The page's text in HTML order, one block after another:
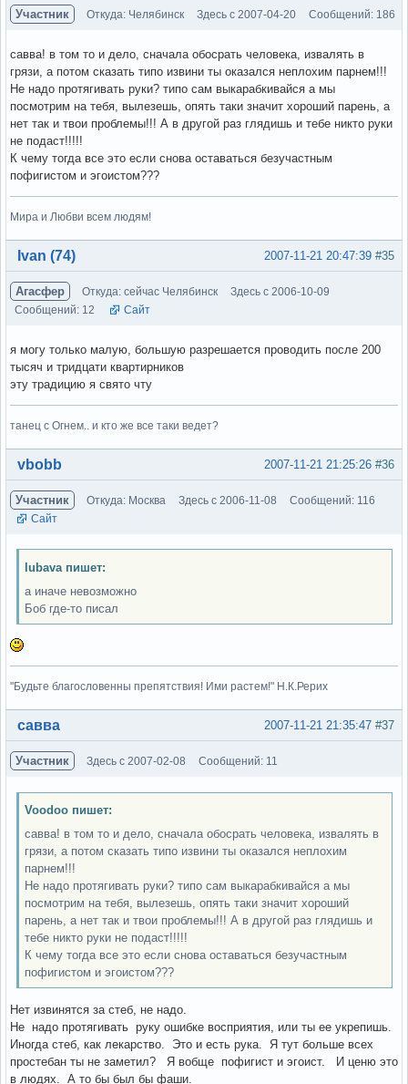
Участник Откуда: Челябинск Здесь с 2007-04-20 Сообщений: 186
савва! в том то и дело, сначала обосрать человека, извалять в
грязи, а потом сказать типо извини ты оказался неплохим парнем!!!
Не надо протягивать руки? типо сам выкарабкивайся а мы
посмотрим на тебя, вылезешь, опять таки значит хороший парень, а
нет так и твои проблемы!!! А в другой раз глядишь и тебе никто руки
не подаст!!!!!
К чему тогда все это если снова оставаться безучастным
пофигистом и эгоистом???
Мира и Любви всем людям!
Вне форума #35
2007-11-21 20:47:39
Ivan (74)
Агасфер Откуда: сейчас Челябинск
Здесь с 2006-10-09
Сообщений: 12
Сайт
я могу только малую, большую разрешается проводить после 200
тысяч и тридцати квартирников
эту традицию я свято чту
танец с Огнем.. и кто же все таки ведет?
Вне форума #36
2007-11-21 21:25:26
vbobb
Участник Откуда: Москва Здесь с 2006-11-08
Сообщений: 116
Сайт
lubava пишет:
а иначе невозможно
Боб где-то писал
"Будьте благословенны препятствия! Ими растем!" Н.К.Рерих
Вне форума #37
2007-11-21 21:35:47
савва
Участник Здесь с 2007-02-08 Сообщений: 11
Voodoo пишет:
савва! в том то и дело, сначала обосрать человека, извалять в
грязи, а потом сказать типо извини ты оказался неплохим
парнем!!!
Не надо протягивать руки? типо сам выкарабкивайся а мы
посмотрим на тебя, вылезешь, опять таки значит хороший
парень, а нет так и твои проблемы!!! А в другой раз глядишь и
тебе никто руки не подаст!!!!!
К чему тогда все это если снова оставаться безучастным
пофигистом и эгоистом???
Нет извинятся за стеб, не надо.
Не надо протягивать руку ошибке восприятия, или ты ее укрепишь.
Иногда стеб, как лекарство. Это и есть рука. Я тут больше всех
простебан ты не заметил? Я вобще пофигист и эгоист. И ценю это
в людях. А то бы был бы фаши.